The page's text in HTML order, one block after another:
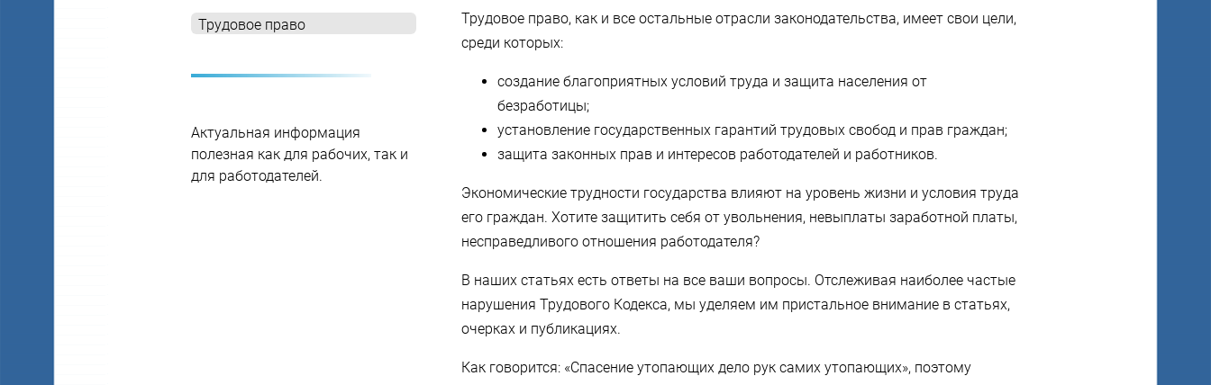
Трудовое право
Актуальная информация
полезная как для рабочих, так и
для работодателей.
Трудовое право, как и все остальные отрасли законодательства, имеет свои цели,
среди которых:
создание благоприятных условий труда и защита населения от
безработицы;
установление государственных гарантий трудовых свобод и прав граждан;
защита законных прав и интересов работодателей и работников.
Экономические трудности государства влияют на уровень жизни и условия труда
его граждан. Хотите защитить себя от увольнения, невыплаты заработной платы,
несправедливого отношения работодателя?
В наших статьях есть ответы на все ваши вопросы. Отслеживая наиболее частые
нарушения Трудового Кодекса, мы уделяем им пристальное внимание в статьях,
очерках и публикациях.
Как говорится: «Спасение утопающих дело рук самих утопающих», поэтому